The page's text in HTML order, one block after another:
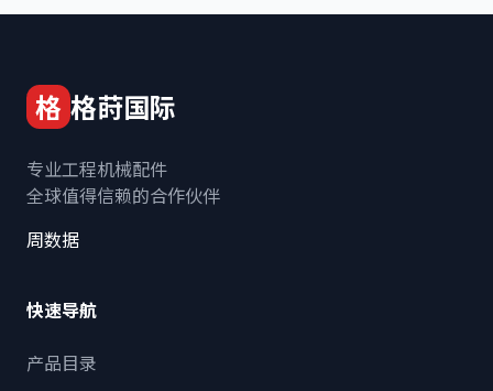
格 格莳国际
专业工程机械配件
全球值得信赖的合作伙伴
周数据
快速导航
产品目录